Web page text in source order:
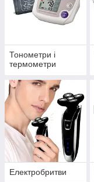
Тонометри і
термометри
Електробритви